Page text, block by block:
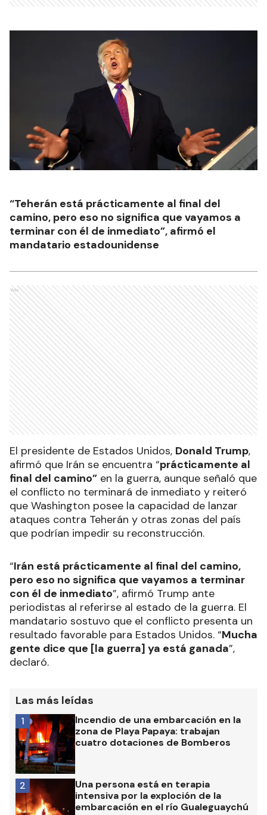
“Teherán está prácticamente al final del
camino, pero eso no significa que vayamos a
terminar con él de inmediato”, afirmó el
mandatario estadounidense
Ads
El presidente de Estados Unidos, Donald Trump,
afirmó que Irán se encuentra “prácticamente al
final del camino” en la guerra, aunque señaló que
el conflicto no terminará de inmediato y reiteró
que Washington posee la capacidad de lanzar
ataques contra Teherán y otras zonas del país
que podrían impedir su reconstrucción.
“Irán está prácticamente al final del camino,
pero eso no significa que vayamos a terminar
con él de inmediato”, afirmó Trump ante
periodistas al referirse al estado de la guerra. El
mandatario sostuvo que el conflicto presenta un
resultado favorable para Estados Unidos. “Mucha
gente dice que [la guerra] ya está ganada”,
declaró.
Las más leídas
Incendio de una embarcación en la
zona de Playa Papaya: trabajan
cuatro dotaciones de Bomberos
1
Una persona está en terapia
intensiva por la exploción de la
embarcación en el río Gualeguaychú
2